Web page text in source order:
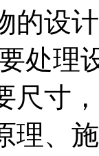
的设
处理
尺寸
理、